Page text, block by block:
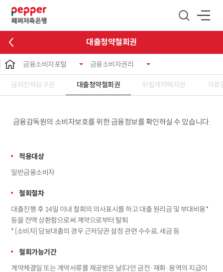
대출청약철회권
금융소비자포털 금융소비자권리
금리인하요구권 대출청약철회권 위법계약해지권 자료
금융감독원의 소비자보호를 위한 금융정보를 확인하실 수 있습니다.
적용대상
일반금융소비자
철회절차
대출진행 후 14일 이내 철회의 의사표시를 하고 대출 원리금 및 부대비용*
등을 전액 상환함으로써 계약으로부터 탈퇴
* [소비자] 담보대출의 경우 근저당권 설정 관련 수수료, 세금 등
철회가능기간
계약체결일 또는 계약서류를 제공받은 날(다만 금전·재화·용역의 지급이